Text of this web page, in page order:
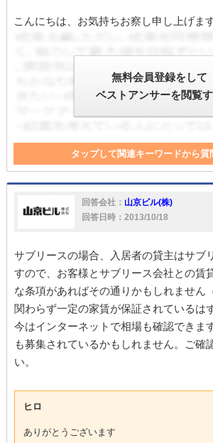
こんにちは、お気持ちお察し申し上げます
無料会員登録をして
ベストアンサーを閲覧
タップして関連キーワードから質
サブリース 大家 入居者 空室率 大
回答会社： 山京ビル(株)
回答日時：2013/10/18
サブリースの場合、入居者の貸主はサブ
すので、お客様とサブリース会社との賃
な条項があればその通りかもしれません
関わらず一定の家賃が保証されているは
今はインターネットで相場も確認できま
も募集されているかもしれません。ご確
い。
ヒロ
ありがとうございます